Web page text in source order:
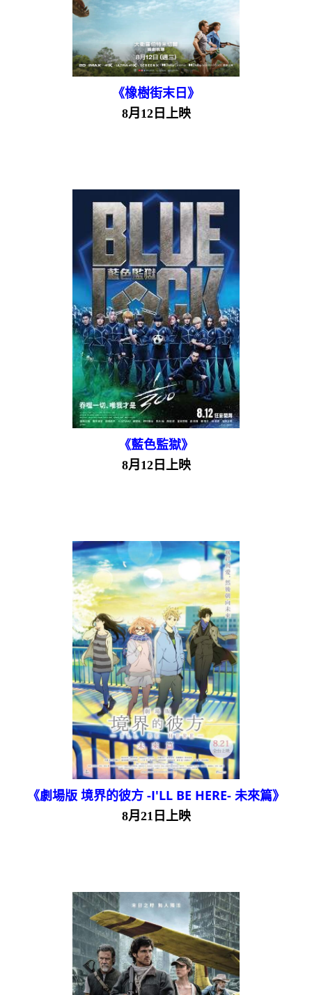
《橡樹街末日》
8月12日上映
《藍色監獄》
8月12日上映
《劇場版 境界的彼方 -I'LL BE HERE- 未來篇》
8月21日上映